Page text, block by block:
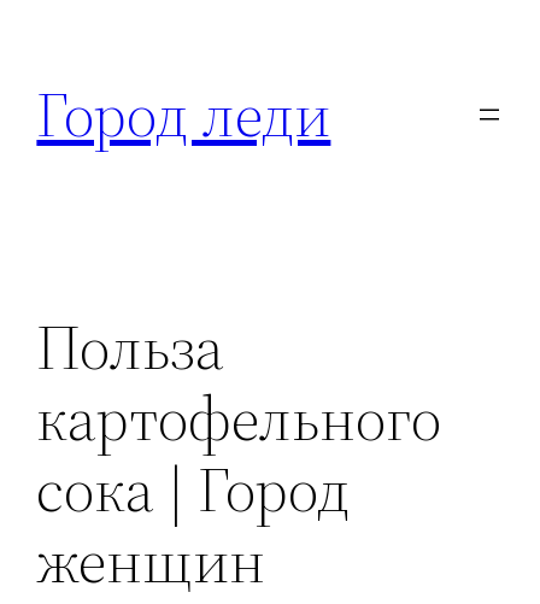
содержимому
Город леди
Польза
картофельного
сока | Город
женщин